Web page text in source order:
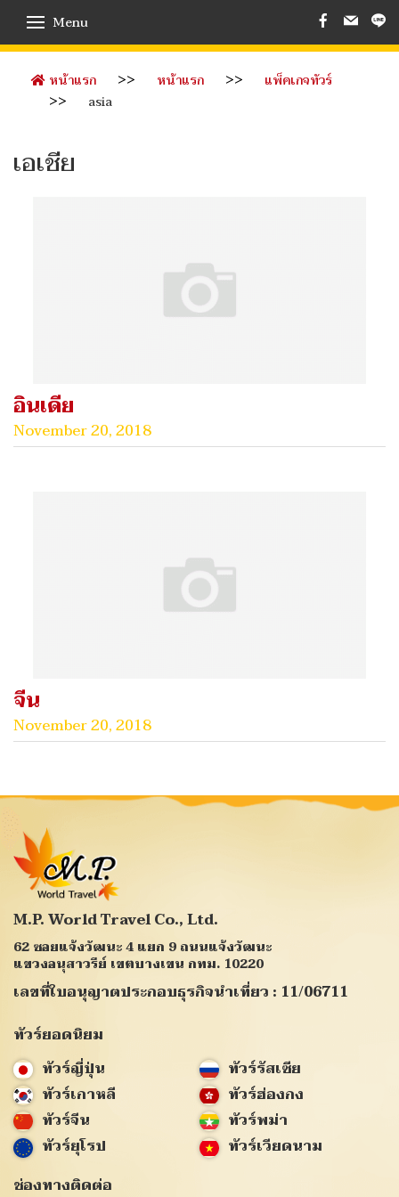
Menu
หน้าแรก หน้าแรก
แพ็คเกจทัวร์
asia
เอเชีย
อินเดีย
November 20, 2018
จีน
November 20, 2018
M.P. World Travel Co., Ltd.
62 ซอยแจ้งวัฒนะ 4 แยก 9 ถนนแจ้งวัฒนะ
แขวงอนุสาวรีย์ เขตบางเขน กทม. 10220
เลขที่ใบอนุญาตประกอบธุรกิจนำเที่ยว : 11/06711
ทัวร์ยอดนิยม
ทัวร์ญี่ปุ่น
ทัวร์รัสเซีย
ทัวร์เกาหลี
ทัวร์ฮ่องกง
ทัวร์จีน
ทัวร์พม่า
ทัวร์ยุโรป
ทัวร์เวียดนาม
ช่องทางติดต่อ